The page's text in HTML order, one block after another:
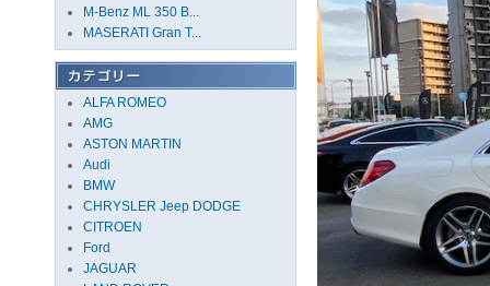
M-Benz ML 350 B...
MASERATI Gran T...
ALFA ROMEO
AMG
ASTON MARTIN
Audi
BMW
CHRYSLER Jeep DODGE
CITROEN
Ford
JAGUAR